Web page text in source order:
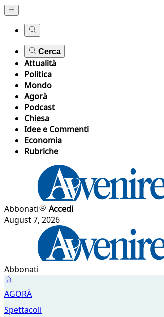
Cerca
Attualità
Politica
Mondo
Agorà
Podcast
Chiesa
Idee e Commenti
Economia
Rubriche
Abbonati
Accedi
August 7, 2026
Abbonati
AGORÀ
Spettacoli